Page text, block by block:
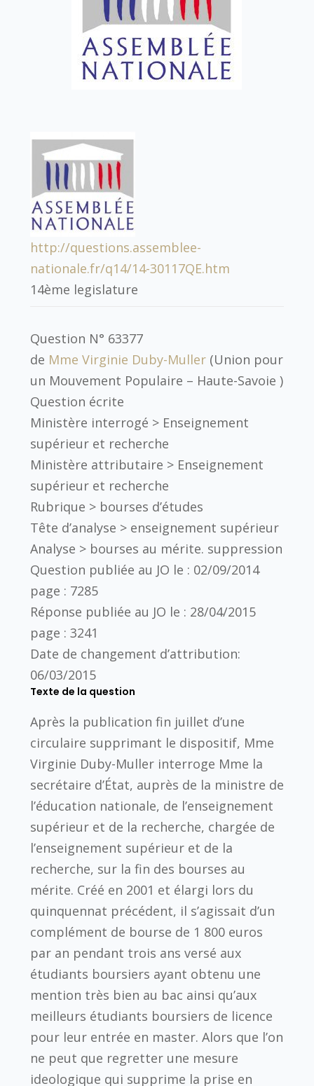
http://questions.assemblee-
nationale.fr/q14/14-30117QE.htm
14ème legislature
Question N° 63377
de Mme Virginie Duby-Muller(Union pour
un Mouvement Populaire – Haute-Savoie )
Question écrite
Ministère interrogé > Enseignement
supérieur et recherche
Ministère attributaire > Enseignement
supérieur et recherche
Rubrique > bourses d’études
Tête d’analyse > enseignement supérieur
Analyse > bourses au mérite. suppression
Question publiée au JO le : 02/09/2014
page : 7285
Réponse publiée au JO le : 28/04/2015
page : 3241
Date de changement d’attribution:
06/03/2015
Texte de la question
Après la publication fin juillet d’une
circulaire supprimant le dispositif, Mme
Virginie Duby-Muller interroge Mme la
secrétaire d’État, auprès de la ministre de
l’éducation nationale, de l’enseignement
supérieur et de la recherche, chargée de
l’enseignement supérieur et de la
recherche, sur la fin des bourses au
mérite. Créé en 2001 et élargi lors du
quinquennat précédent, il s’agissait d’un
complément de bourse de 1 800 euros
par an pendant trois ans versé aux
étudiants boursiers ayant obtenu une
mention très bien au bac ainsi qu’aux
meilleurs étudiants boursiers de licence
pour leur entrée en master. Alors que l’on
ne peut que regretter une mesure
ideologique qui supprime la prise en